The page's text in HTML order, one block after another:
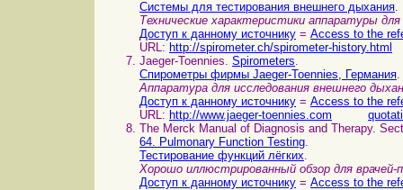
Системы для тестирования внешнего дыхания.
Технические характеристики аппаратуры для
Доступ к данному источнику = Access to the
URL: http://spirometer.ch/spirometer-history.html
Jaeger-Toennies. Spirometers.
Спирометры фирмы Jaeger-Toennies, Германия.
Аппаратура для исследования внешнего
Доступ к данному источнику = Access to the
URL: http://www.jaeger-toennies.com
The Merck Manual of Diagnosis and Therapy.
64. Pulmonary Function Testing.
Тестирование функций лёгких.
Хорошо иллюстрированный обзор для врачей-
Доступ к данному источнику = Access to the